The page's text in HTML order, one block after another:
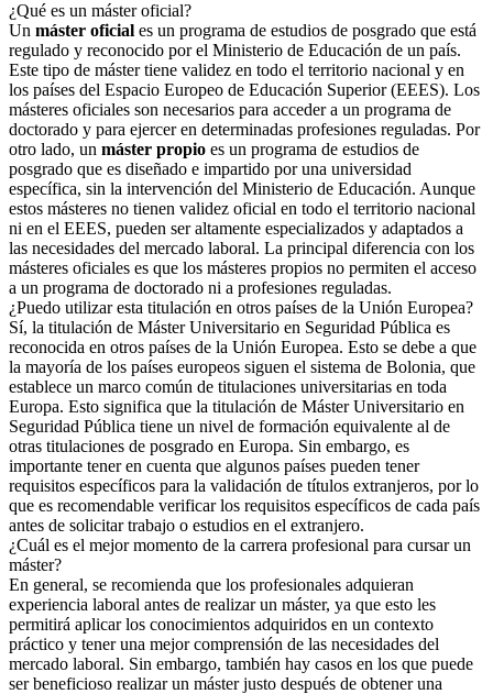
¿Qué es un máster oficial?
Un máster oficial es un programa de estudios de posgrado que está
regulado y reconocido por el Ministerio de Educación de un país.
Este tipo de máster tiene validez en todo el territorio nacional y en
los países del Espacio Europeo de Educación Superior (EEES). Los
másteres oficiales son necesarios para acceder a un programa de
doctorado y para ejercer en determinadas profesiones reguladas. Por
otro lado, un máster propio es un programa de estudios de
posgrado que es diseñado e impartido por una universidad
específica, sin la intervención del Ministerio de Educación. Aunque
estos másteres no tienen validez oficial en todo el territorio nacional
ni en el EEES, pueden ser altamente especializados y adaptados a
las necesidades del mercado laboral. La principal diferencia con los
másteres oficiales es que los másteres propios no permiten el acceso
a un programa de doctorado ni a profesiones reguladas.
¿Puedo utilizar esta titulación en otros países de la Unión Europea?
Sí, la titulación de Máster Universitario en Seguridad Pública es
reconocida en otros países de la Unión Europea. Esto se debe a que
la mayoría de los países europeos siguen el sistema de Bolonia, que
establece un marco común de titulaciones universitarias en toda
Europa. Esto significa que la titulación de Máster Universitario en
Seguridad Pública tiene un nivel de formación equivalente al de
otras titulaciones de posgrado en Europa. Sin embargo, es
importante tener en cuenta que algunos países pueden tener
requisitos específicos para la validación de títulos extranjeros, por lo
que es recomendable verificar los requisitos específicos de cada país
antes de solicitar trabajo o estudios en el extranjero.
¿Cuál es el mejor momento de la carrera profesional para cursar un
máster?
En general, se recomienda que los profesionales adquieran
experiencia laboral antes de realizar un máster, ya que esto les
permitirá aplicar los conocimientos adquiridos en un contexto
práctico y tener una mejor comprensión de las necesidades del
mercado laboral. Sin embargo, también hay casos en los que puede
ser beneficioso realizar un máster justo después de obtener una